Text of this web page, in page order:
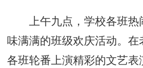
上午九点，学校各班热
味满满的班级欢庆活动。在
各班轮番上演精彩的文艺表